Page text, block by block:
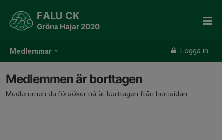
Medlemmar Logga in
FALU CK
Gröna Hajar 2020
Medlemmen är borttagen
Medlemmen du försöker nå är borttagen från hemsidan.